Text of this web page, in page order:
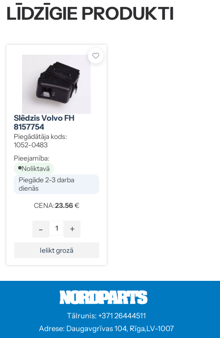
LĪDZĪGIE PRODUKTI
Slēdzis Volvo FH
8157754
Piegādātāja kods:
1052-0483
Pieejamība:
Noliktavā
Piegāde 2-3 darba
dienās
CENA:23.56€
- +
Ielikt grozā
Tālrunis: +371 26444511
Adrese: Daugavgrīvas 104, Rīga,LV-1007